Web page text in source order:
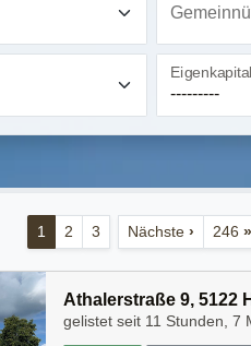
1 2 3 Nächste› 246»
Athalerstraße 9, 5122
gelistet seit 11 Stunden, 7